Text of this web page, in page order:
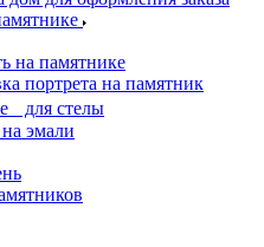
на памятнике
портрета на памятник
для стелы
эмали